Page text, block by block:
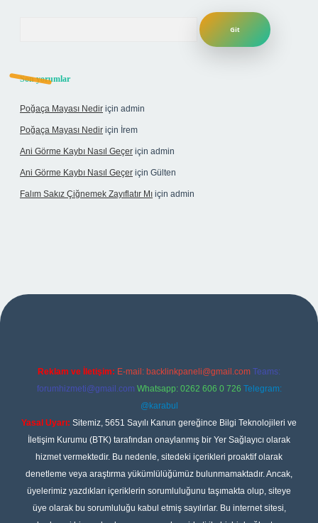
Son yorumlar
Poğaça Mayası Nedir için admin
Poğaça Mayası Nedir için İrem
Ani Görme Kaybı Nasıl Geçer için admin
Ani Görme Kaybı Nasıl Geçer için Gülten
Falım Sakız Çiğnemek Zayıflatır Mı için admin
Reklam ve İletişim: E-mail: backlinkpaneli@gmail.com Teams:
forumhizmeti@gmail.com Whatsapp: 0262 606 0 726 Telegram:
@karabul
Yasal Uyarı: Sitemiz, 5651 Sayılı Kanun gereğince Bilgi Teknolojileri ve
İletişim Kurumu (BTK) tarafından onaylanmış bir Yer Sağlayıcı olarak
hizmet vermektedir. Bu nedenle, sitedeki içerikleri proaktif olarak
denetleme veya araştırma yükümlülüğümüz bulunmamaktadır. Ancak,
üyelerimiz yazdıkları içeriklerin sorumluluğunu taşımakta olup, siteye
üye olarak bu sorumluluğu kabul etmiş sayılırlar. Bu internet sitesi,